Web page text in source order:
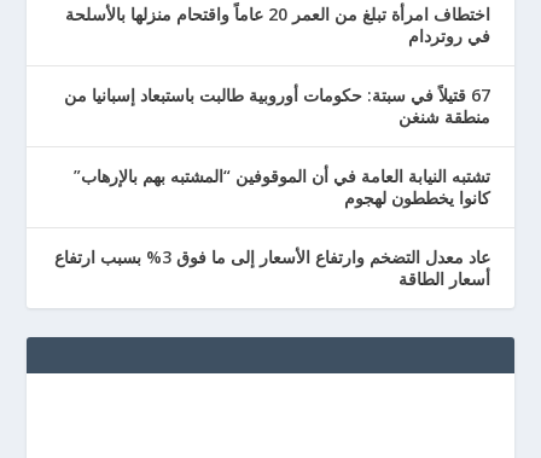
اختطاف امرأة تبلغ من العمر 20 عاماً واقتحام منزلها بالأسلحة
في روتردام
67 قتيلاً في سبتة: حكومات أوروبية طالبت باستبعاد إسبانيا من
منطقة شنغن
تشتبه النيابة العامة في أن الموقوفين “المشتبه بهم بالإرهاب”
كانوا يخططون لهجوم
عاد معدل التضخم وارتفاع الأسعار إلى ما فوق 3% بسبب ارتفاع
أسعار الطاقة